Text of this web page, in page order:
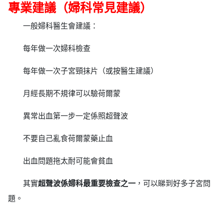
專業建議（婦科常見建議）
一般婦科醫生會建議：
每年做一次婦科檢查
每年做一次子宮頸抹片（或按醫生建議）
月經長期不規律可以驗荷爾蒙
異常出血第一步一定係照超聲波
不要自己亂食荷爾蒙藥止血
出血問題拖太耐可能會貧血
其實超聲波係婦科最重要檢查之一 ，可以睇到好多子宮問
題。